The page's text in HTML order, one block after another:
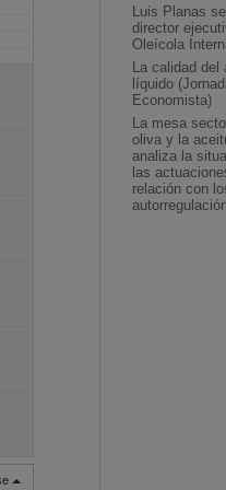
Luis Planas
director
Oleícola
La calidad del
líquido
Economista)
La mesa
oliva y la
analiza la
las
relación con